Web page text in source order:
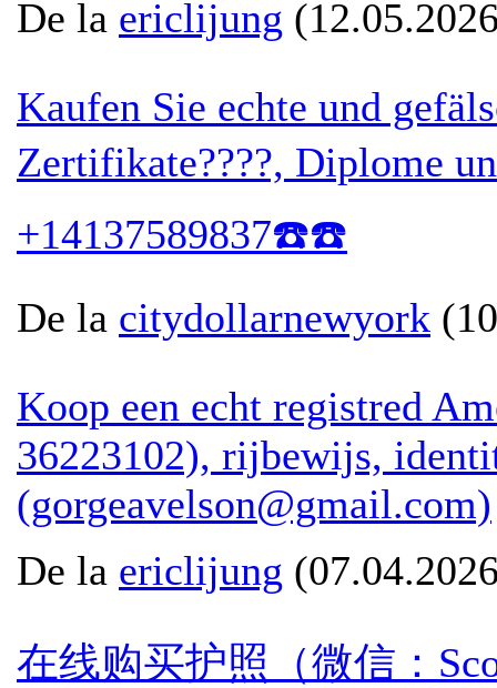
De la ericlijung
Kaufen Sie echte und
Zertifikate????, Diplome
+14137589837☎️☎️
De la citydollarnewyork
Koop een echt registred
36223102), rijbewijs,
(gorgeavelson@gmail.com)
De la ericlijung
在线购买护照（微信：